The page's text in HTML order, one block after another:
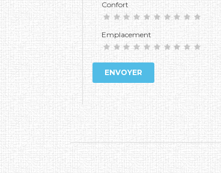
Confort
Emplacement
ENVOYER